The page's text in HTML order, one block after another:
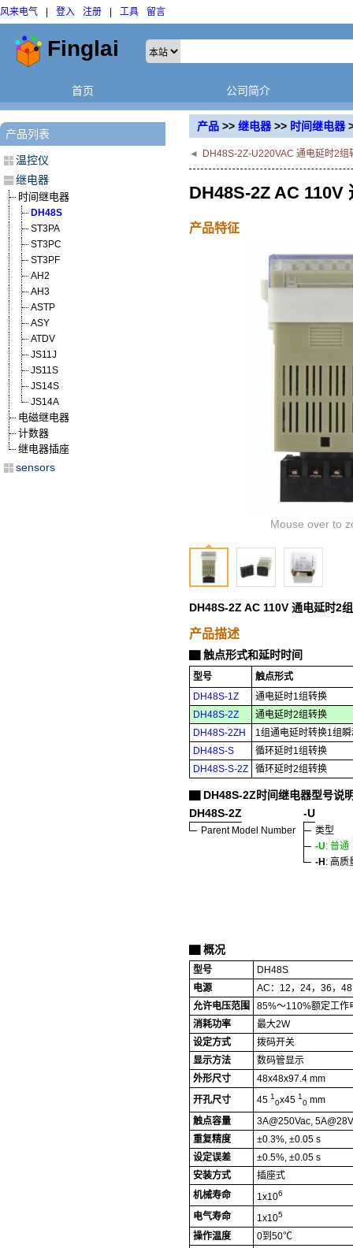
风来电气 登入 注册 工具 留言
首页 公司简介
产品 >> 继电器>> 时间继电器
◄ DH48S-2Z-U220VAC 通电延时2组
DH48S-2Z AC 110V
产品特征
Mouse over to
DH48S-2Z AC 110V 通电延时2
产品描述
触点形式和延时时间
型号
触点形式
DH48S-1Z
通电延时1组转换
DH48S-2Z
通电延时2组转换
DH48S-2ZH
1组通电延时转换1组
DH48S-S
循环延时1组转换
DH48S-S-2Z
循环延时2组转换
DH48S-2Z时间继电器型号说
DH48S-2Z
Parent Model Number
-U
类型
-U: 普通
-H : 高质
概况
型号
DH48S
电源
AC：12，24，36，
允许电压范围
85%～110%额定工作
消耗功率
最大2W
设定方式
拨码开关
显示方法
数码管显示
外形尺寸
48x48x97.4 mm
开孔尺寸
45 1
0x45 1
0 mm
触点容量
3A@250Vac,
重复精度
±0.3%, ±0.05 s
设定误差
±0.5%, ±0.05 s
安装方式
插座式
机械寿命
1x106
电气寿命 1x105
操作温度
0到50℃
产品列表
温控仪
继电器
时间继电器
DH48S
ST3PA
ST3PC
ST3PF
AH2
AH3
ASTP
ASY
ATDV
JS11J
JS11S
JS14S
JS14A
电磁继电器
计数器
继电器插座
sensors